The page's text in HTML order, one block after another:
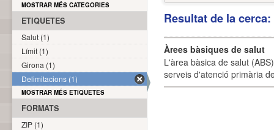
Resultat de la
Àrees bàsiques de salut
L'àrea bàsica de salut
serveis d'atenció primària
MOSTRAR MÉS CATEGORIES
ETIQUETES
Salut (1)
Límit (1)
Girona (1)
Delimitacions (1)
MOSTRAR MÉS ETIQUETES
FORMATS
ZIP (1)